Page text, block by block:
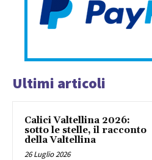
Ultimi articoli
Calici Valtellina 2026:
sotto le stelle, il racconto
della Valtellina
26 Luglio 2026